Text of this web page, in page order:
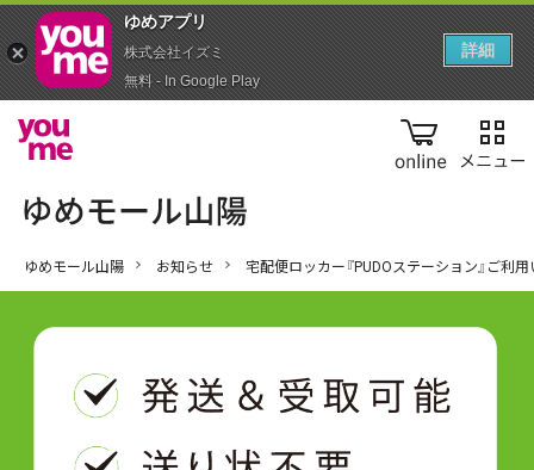
online
ゆめモール山陽 お知らせ 宅配便ロッカー『PUDOステーション』ご利
ゆめアプ‪リ‬
株式会社イズミ
無料 - In Google Play
詳細